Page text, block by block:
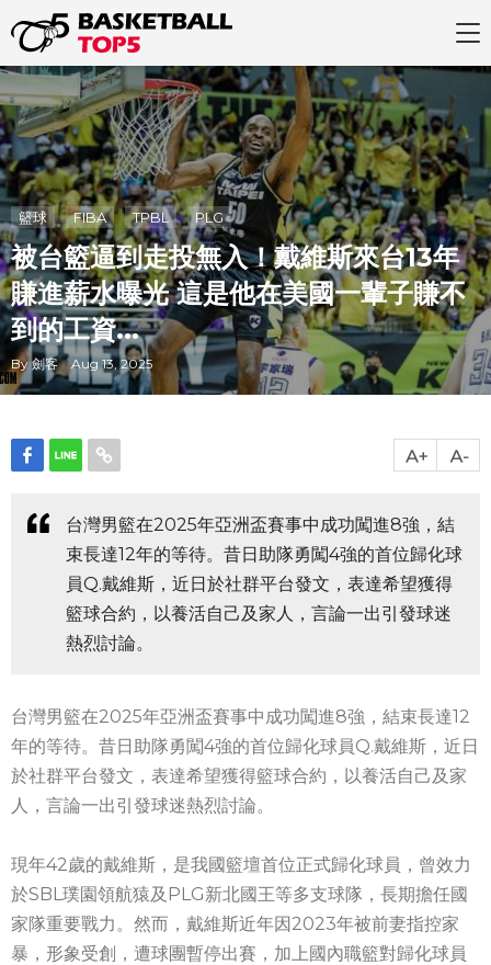
籃球 FIBA TPBL PLG
被台籃逼到走投無入！戴維斯來台13年
賺進薪水曝光 這是他在美國一輩子賺不
到的工資...
By 劍客 Aug 13, 2025
台灣男籃在2025年亞洲盃賽事中成功闖進8強，結
束長達12年的等待。昔日助隊勇闖4強的首位歸化球
員Q.戴維斯，近日於社群平台發文，表達希望獲得
籃球合約，以養活自己及家人，言論一出引發球迷
熱烈討論。
台灣男籃在2025年亞洲盃賽事中成功闖進8強，結束長達12
年的等待。昔日助隊勇闖4強的首位歸化球員Q.戴維斯，近日
於社群平台發文，表達希望獲得籃球合約，以養活自己及家
人，言論一出引發球迷熱烈討論。
現年42歲的戴維斯，是我國籃壇首位正式歸化球員，曾效力
於SBL璞園領航猿及PLG新北國王等多支球隊，長期擔任國
家隊重要戰力。然而，戴維斯近年因2023年被前妻指控家
暴，形象受創，遭球團暫停出賽，加上國內職籃對歸化球員